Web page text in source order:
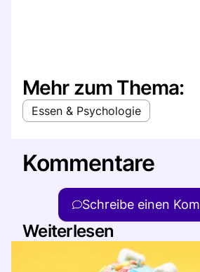
Mehr zum Thema:
Essen & Psychologie
Kommentare
Schreibe einen
Weiterlesen